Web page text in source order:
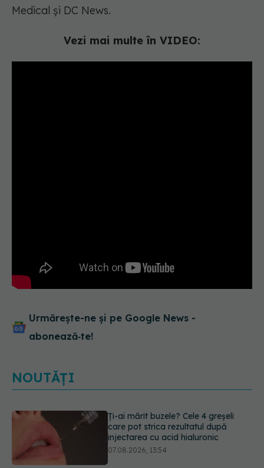
Medical și DC News.
Vezi mai multe în VIDEO:
Urmărește-ne și pe Google News -
abonează‑te!
NOUTĂȚI
Alina Pușcău dezvăluie diagnosticul
care i-a schimbat viața: Am cancer
la sân. Am intrat în metastază
07.08.2026, 12:39